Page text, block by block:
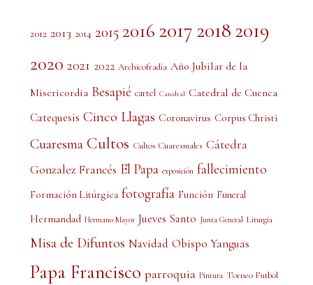
2012 2013 2014 2015 2016 2017 2018 2019
2020 2021 2022 Archicofradía Año Jubilar de la
Misericordia Besapié cartel Catedral Catedral de Cuenca
Catequesis Cinco Llagas Coronavirus Corpus Christi
Cuaresma Cultos Cultos Cuaresmales Cátedra
Gonzalez Francés El Papa exposición fallecimiento
Formación Litúrgica fotografía Función Funeral
Hermandad Hermano Mayor Jueves Santo Junta General Liturgia
Misa de Difuntos Navidad Obispo Yanguas
Papa Francisco parroquia Pintura Torneo Futbol